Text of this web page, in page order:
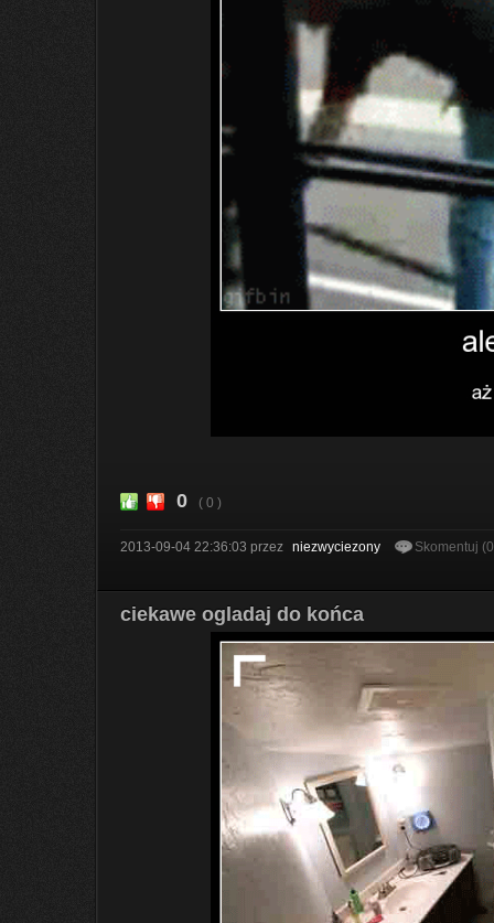
0 ( 0 )
2013-09-04 22:36:03 przez niezwyciezony Skomentuj
ciekawe ogladaj do końca